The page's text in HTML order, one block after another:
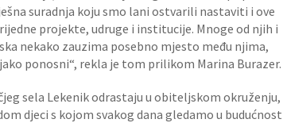
suradnja koju smo lani ostvarili nastaviti i ove
projekte, udruge i institucije. Mnoge od njih i
nekako zauzima posebno mjesto među njima,
ponosni“, rekla je tom prilikom Marina Burazer.
sela Lekenik odrastaju u obiteljskom okruženju,
djeci s kojom svakog dana gledamo u budućnost